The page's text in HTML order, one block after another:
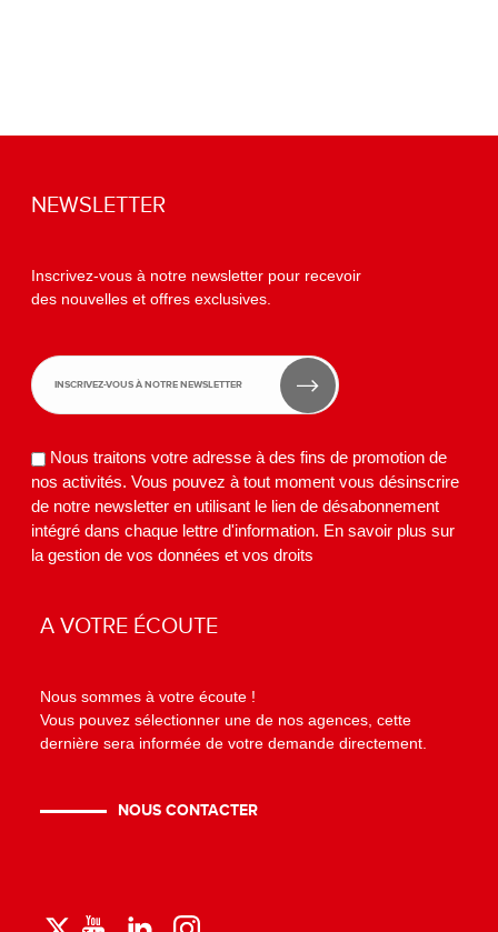
NEWSLETTER
Inscrivez-vous à notre newsletter pour recevoir
des nouvelles et offres exclusives.
Nous traitons votre adresse à des fins de promotion de
nos activités. Vous pouvez à tout moment vous désinscrire
de notre newsletter en utilisant le lien de désabonnement
intégré dans chaque lettre d'information. En savoir plus sur
la gestion de vos données et vos droits
A VOTRE ÉCOUTE
Nous sommes à votre écoute !
Vous pouvez sélectionner une de nos agences, cette
dernière sera informée de votre demande directement.
NOUS CONTACTER